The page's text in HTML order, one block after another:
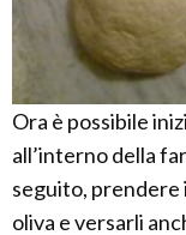
Ora è possibile
all’interno della
seguito, prendere
oliva e versarli